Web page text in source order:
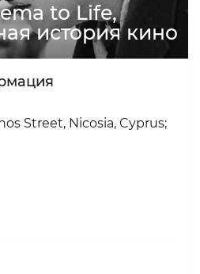
to Life,
история кино
Street, Nicosia, Cyprus;